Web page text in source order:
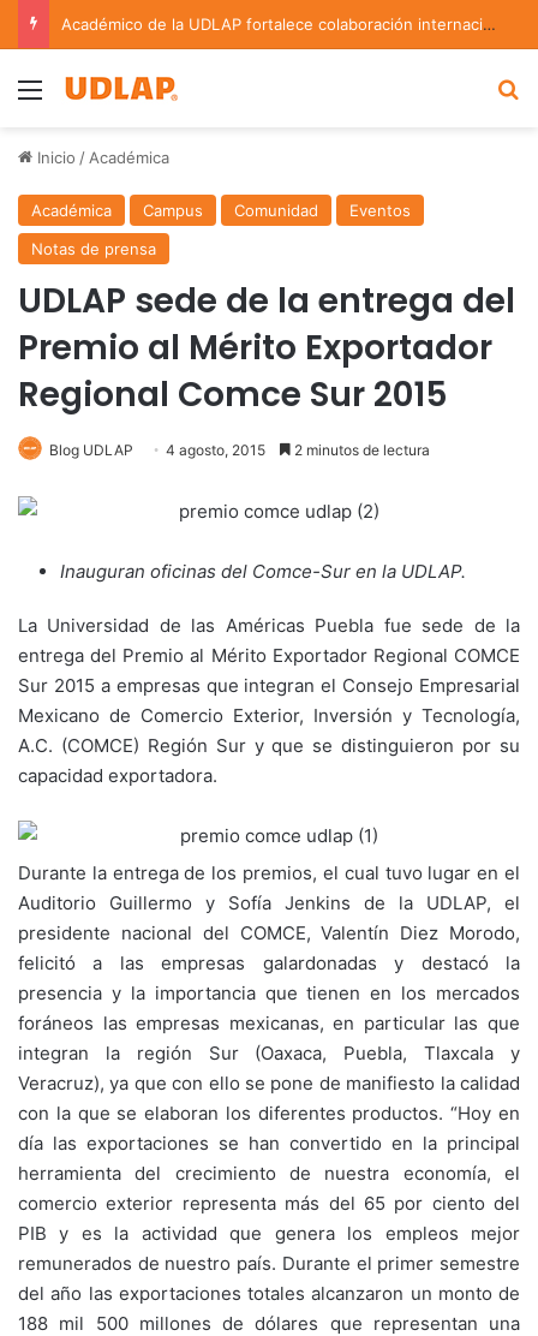
Académico de la UDLAP fortalece colaboración internacional con estancia de investigación en Argentina
Menu
Inicio / Académica
Académica Campus Comunidad
Eventos
Notas de prensa
UDLAP sede de la entrega del
Premio al Mérito Exportador
Regional Comce Sur 2015
Blog UDLAP 4 agosto, 2015 2 minutos de lectura
Inauguran oficinas del Comce-Sur en la UDLAP.
La Universidad de las Américas Puebla fue sede de la
entrega del Premio al Mérito Exportador Regional COMCE
Sur 2015 a empresas que integran el Consejo Empresarial
Mexicano de Comercio Exterior, Inversión y Tecnología,
A.C. (COMCE) Región Sur y que se distinguieron por su
capacidad exportadora.
Durante la entrega de los premios, el cual tuvo lugar en el
Auditorio Guillermo y Sofía Jenkins de la UDLAP, el
presidente nacional del COMCE, Valentín Diez Morodo,
felicitó a las empresas galardonadas y destacó la
presencia y la importancia que tienen en los mercados
foráneos las empresas mexicanas, en particular las que
integran la región Sur (Oaxaca, Puebla, Tlaxcala y
Veracruz), ya que con ello se pone de manifiesto la calidad
con la que se elaboran los diferentes productos. “Hoy en
día las exportaciones se han convertido en la principal
herramienta del crecimiento de nuestra economía, el
comercio exterior representa más del 65 por ciento del
PIB y es la actividad que genera los empleos mejor
remunerados de nuestro país. Durante el primer semestre
del año las exportaciones totales alcanzaron un monto de
188 mil 500 millones de dólares que representan una